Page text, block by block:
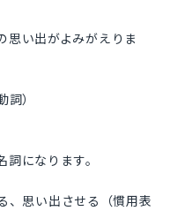
思い出がよみがえりま
）
になります。
思い出させる（慣用表